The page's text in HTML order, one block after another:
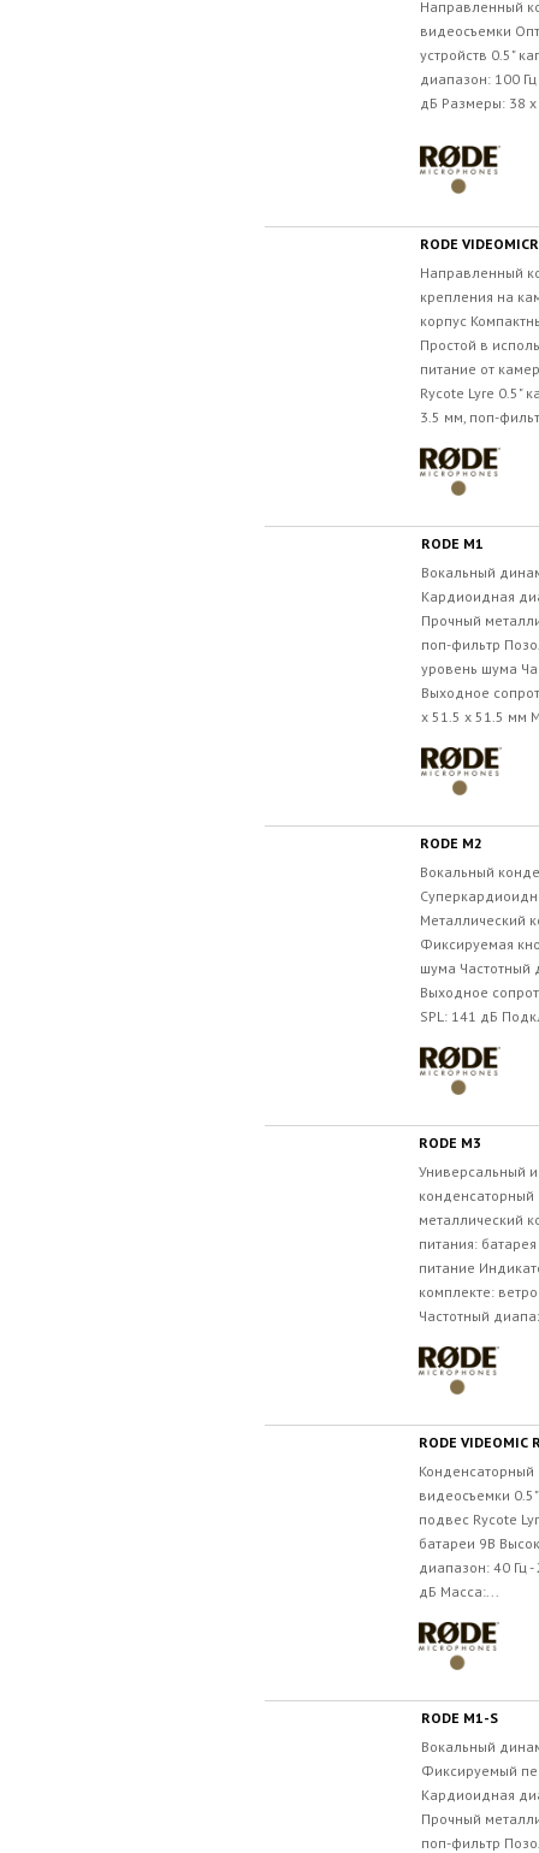
Направленный
видеосъемки
устройств 0.5"
диапазон: 100
дБ Размеры: 38
RODE
Направленный
крепления на
корпус
Простой в
питание от
Rycote Lyre 0.5"
3.5 мм, поп-
RODE M1
Вокальный
Кардиоидная
Прочный
поп-фильтр
уровень шума
Выходное
x 51.5 x 51.5 мм
RODE M2
Вокальный
Металлический
Фиксируемая
шума Частотный
Выходное
SPL: 141 дБ
RODE M3
Универсальный
металлический
питания:
питание
комплекте:
Частотный
RODE VIDEOMIC
видеосъемки
подвес Rycote
батареи 9В
диапазон: 40 Гц
дБ Масса:...
RODE M1-S
Вокальный
Фиксируемый
Кардиоидная
Прочный
поп-фильтр